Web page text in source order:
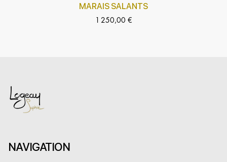
MARAIS SALANTS
Prix
1 250,00 €
NAVIGATION